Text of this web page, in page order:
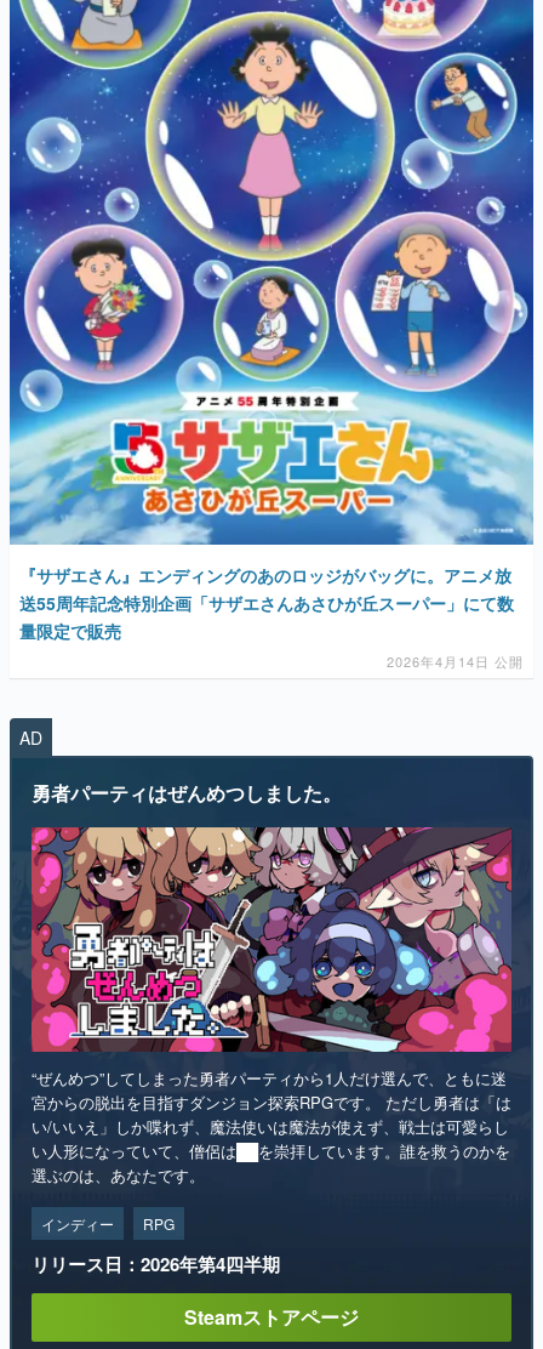
マンガ
女性向け
アプリレビュー
その他
電ファミニコゲーマーとは？
運営：株式会社マレ
『サザエさん』エンディングのあのロッジがバッグに。アニメ放
送55周年記念特別企画「サザエさんあさひが丘スーパー」にて数
量限定で販売
2026年4月14日 公開
AD
勇者パーティはぜんめつしました。
“ぜんめつ”してしまった勇者パーティから1人だけ選んで、ともに迷
宮からの脱出を目指すダンジョン探索RPGです。 ただし勇者は「は
い/いいえ」しか喋れず、魔法使いは魔法が使えず、戦士は可愛らし
い人形になっていて、僧侶は██を崇拝しています。誰を救うのかを
選ぶのは、あなたです。
インディー RPG
リリース日：2026年第4四半期
Steamストアページ